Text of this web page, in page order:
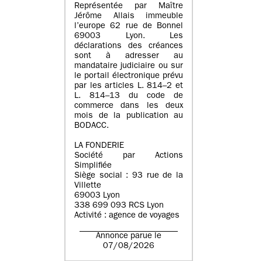
Représentée par Maître
Jérôme Allais immeuble
l’europe 62 rue de Bonnel
69003 Lyon. Les
déclarations des créances
sont à adresser au
mandataire judiciaire ou sur
le portail électronique prévu
par les articles L. 814–2 et
L. 814–13 du code de
commerce dans les deux
mois de la publication au
BODACC.
LA FONDERIE
Société par Actions
Simplifiée
Siège social : 93 rue de la
Villette
69003 Lyon
338 699 093 RCS Lyon
Activité : agence de voyages
Annonce parue le
07/08/2026